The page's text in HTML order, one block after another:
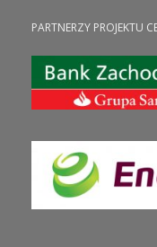
PARTNERZY PROJEKTU